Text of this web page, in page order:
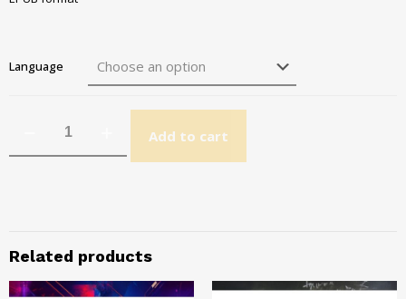
Language
Add to cart
Related products